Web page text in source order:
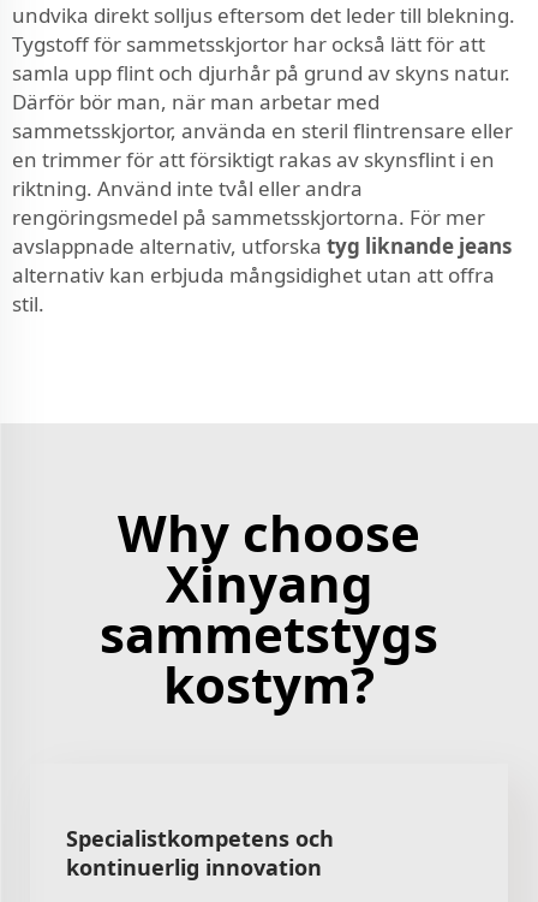
undvika direkt solljus eftersom det leder till blekning.
Tygstoff för sammetsskjortor har också lätt för att
samla upp flint och djurhår på grund av skyns natur.
Därför bör man, när man arbetar med
sammetsskjortor, använda en steril flintrensare eller
en trimmer för att försiktigt rakas av skynsflint i en
riktning. Använd inte tvål eller andra
rengöringsmedel på sammetsskjortorna. För mer
avslappnade alternativ, utforska tyg liknande jeans
alternativ kan erbjuda mångsidighet utan att offra
stil.
Why choose
Xinyang
sammetstygs
kostym?
Specialistkompetens och
kontinuerlig innovation